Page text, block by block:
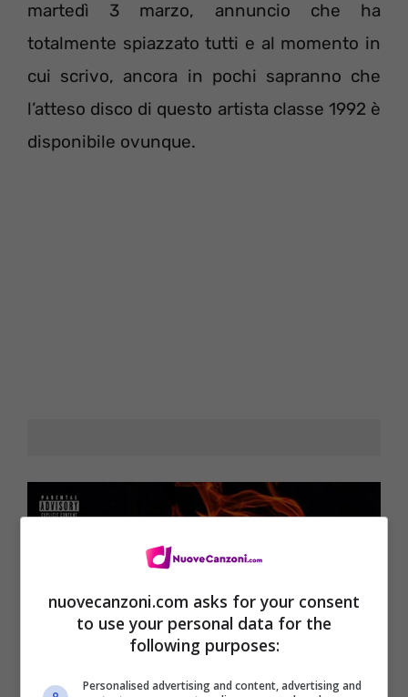
martedì 3 marzo, annuncio che ha
totalmente spiazzato tutti e al momento in
cui scrivo, ancora in pochi sapranno che
l’atteso disco di questo artista classe 1992 è
disponibile ovunque.
nuovecanzoni.com asks for your consent
to use your personal data for the
following purposes:
Personalised advertising and content, advertising and